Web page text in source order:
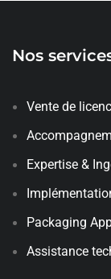
Nos
Vente de
Expertise &
Packaging
Assistance